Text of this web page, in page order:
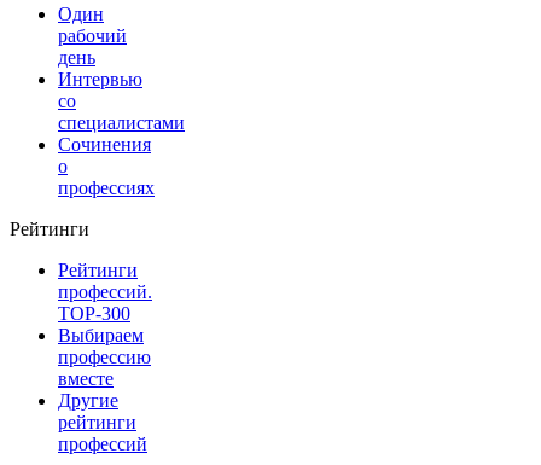
Один
рабочий
день
Интервью
со
специалистами
Сочинения
о
профессиях
Рейтинги
Рейтинги
профессий.
TOP-300
Выбираем
профессию
вместе
Другие
рейтинги
профессий